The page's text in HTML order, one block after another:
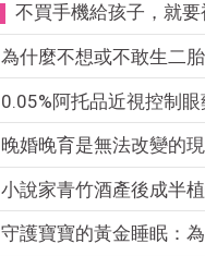
不買手機給孩子，就要
為什麼不想或不敢生二
0.05%阿托品近視控制眼
晚婚晚育是無法改變的
小說家青竹酒產後成半
守護寶寶的黃金睡眠：